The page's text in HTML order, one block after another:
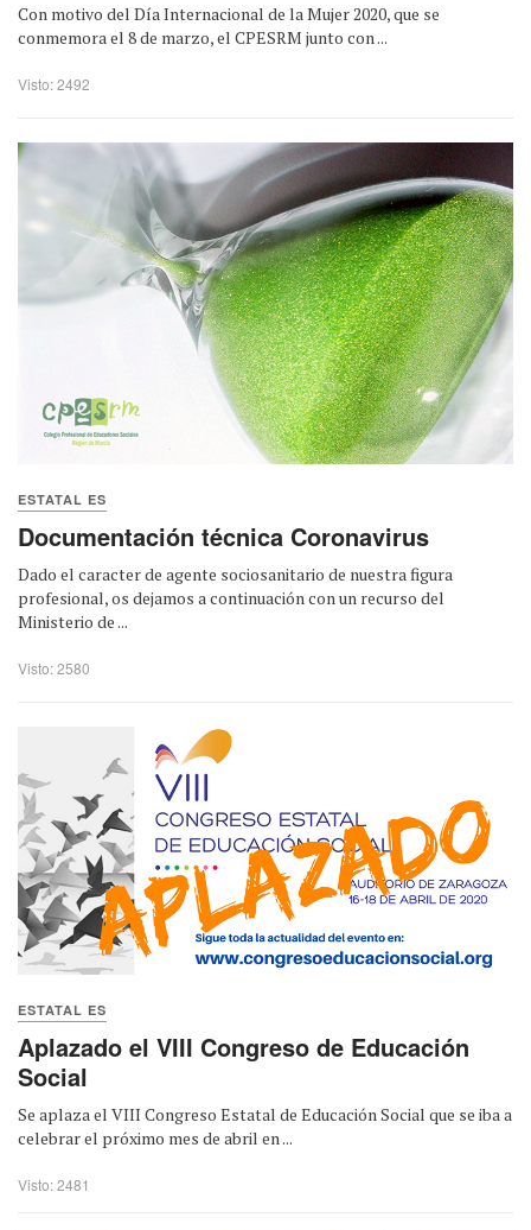
Con motivo del Día Internacional de la Mujer 2020, que se
conmemora el 8 de marzo, el CPESRM junto con ...
Visto: 2492
ESTATAL ES
Documentación técnica Coronavirus
Dado el caracter de agente sociosanitario de nuestra figura
profesional, os dejamos a continuación con un recurso del
Ministerio de ...
Visto: 2580
ESTATAL ES
Aplazado el VIII Congreso de Educación
Social
Se aplaza el VIII Congreso Estatal de Educación Social que se iba a
celebrar el próximo mes de abril en ...
Visto: 2481